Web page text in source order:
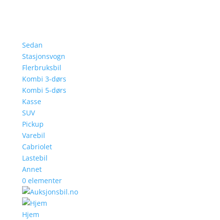
Sedan
Stasjonsvogn
Flerbruksbil
Kombi 3-dørs
Kombi 5-dørs
Kasse
SUV
Pickup
Varebil
Cabriolet
Lastebil
Annet
0 elementer
Hjem